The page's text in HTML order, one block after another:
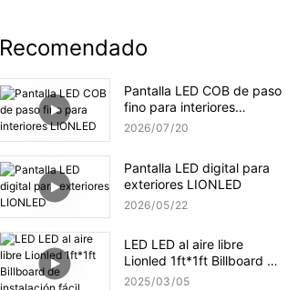
Recomendado
Pantalla LED COB de paso
fino para interiores
LIONLED
2026 07 20
Pantalla LED digital para
exteriores LIONLED
2026 05 22
LED LED al aire libre
Lionled 1ft*1ft Billboard de
instalación fácil
2025 03 05